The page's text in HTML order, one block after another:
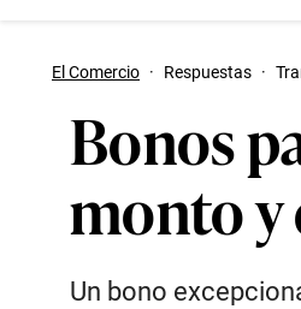
El Comercio · Respuestas ·
Bonos
monto y
Un bono